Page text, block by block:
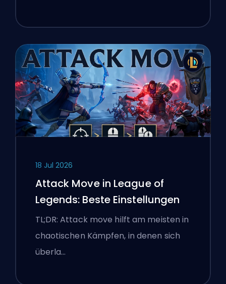
18 Jul 2026
Attack Move in League of
Legends: Beste Einstellungen
TL;DR: Attack move hilft am meisten in
chaotischen Kämpfen, in denen sich
überla…